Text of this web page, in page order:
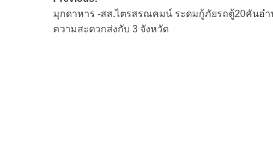
navigation
มุกดาหาร -สส.ไตรสรณคมน์ ระดมกู้ภัยรถตู้20คันอำ
ความสะดวกส่งกับ 3 จังหวัด